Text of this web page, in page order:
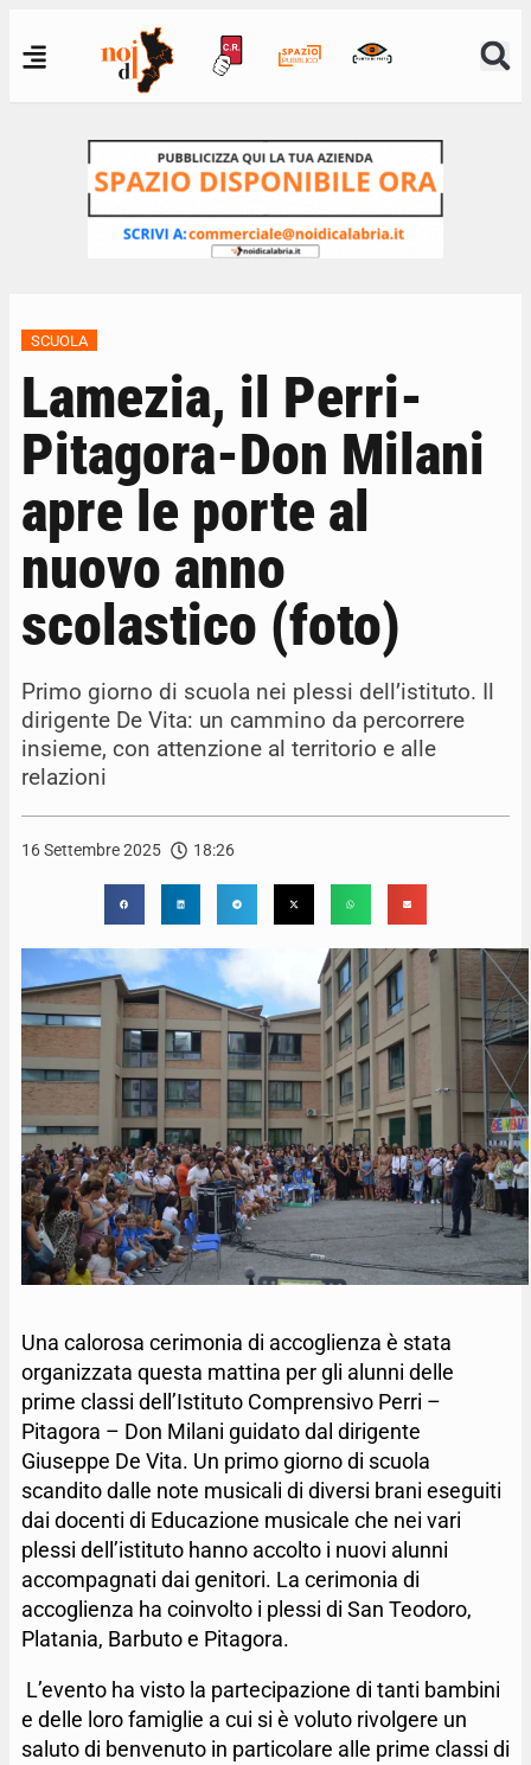
SCUOLA
Lamezia, il Perri-
Pitagora-Don Milani
apre le porte al
nuovo anno
scolastico (foto)
Primo giorno di scuola nei plessi dell’istituto. Il
dirigente De Vita: un cammino da percorrere
insieme, con attenzione al territorio e alle
relazioni
16 Settembre 2025 18:26
Una calorosa cerimonia di accoglienza è stata
organizzata questa mattina per gli alunni delle
prime classi dell’Istituto Comprensivo Perri –
Pitagora – Don Milani guidato dal dirigente
Giuseppe De Vita. Un primo giorno di scuola
scandito dalle note musicali di diversi brani eseguiti
dai docenti di Educazione musicale che nei vari
plessi dell’istituto hanno accolto i nuovi alunni
accompagnati dai genitori. La cerimonia di
accoglienza ha coinvolto i plessi di San Teodoro,
Platania, Barbuto e Pitagora.
L’evento ha visto la partecipazione di tanti bambini
e delle loro famiglie a cui si è voluto rivolgere un
saluto di benvenuto in particolare alle prime classi di